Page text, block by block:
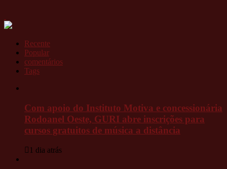
Recente
Popular
comentários
Tags
Com apoio do Instituto Motiva e concessionária
Rodoanel Oeste, GURI abre inscrições para
cursos gratuitos de música a distância
1 dia atrás